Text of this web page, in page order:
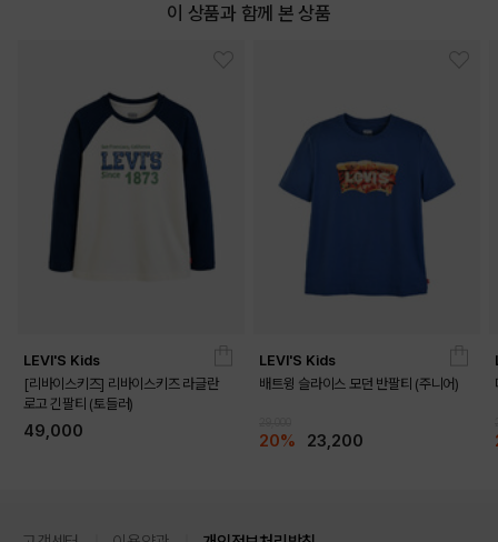
이 상품과 함께 본 상품
LEVI'S Kids
[리바이스키즈] 리바이스키즈 라글란
로고 긴팔티 (토들러)
49,000
LEVI'S Kids
배트윙 슬라이스 모던 반팔티 (주니어)
20% 23,200